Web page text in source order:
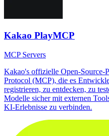
Kakao PlayMCP
MCP Servers
Kakao's offizielle Open-Source-
Protocol (MCP), die es
registrieren, zu entdecken, zu
Modelle sicher mit externen
KI-Erlebnisse zu verbinden.